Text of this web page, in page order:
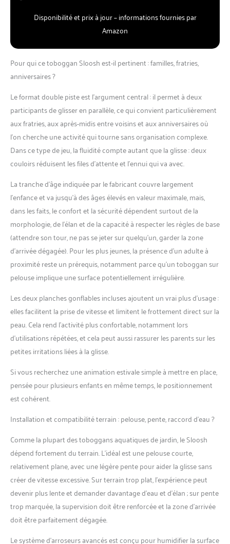
Disponibilité et prix à jour – informations fournies par
Amazon
Pour qui ce toboggan Sloosh est-il pertinent : familles, fratries,
anniversaires ?
Le format double piste est l’argument central : il permet à deux
participants de glisser en parallèle, ce qui convient particulièrement
aux fratries, aux après-midis entre voisins et aux anniversaires où
l’on cherche une activité qui tourne sans organisation complexe.
Dans ce type de jeu, la fluidité compte autant que la glisse : deux
couloirs réduisent les files d’attente et l’ennui qui va avec.
La tranche d’âge indiquée par le fabricant couvre largement
l’enfance et va jusqu’à des âges élevés en valeur maximale, mais,
dans les faits, le confort et la sécurité dépendent surtout de la
morphologie, de l’élan et de la capacité à respecter les règles de base
(attendre son tour, ne pas se jeter sur quelqu’un, garder la zone
d’arrivée dégagée). Pour les plus jeunes, la présence d’un adulte à
proximité reste un prérequis, notamment parce qu’un toboggan sur
pelouse implique une surface potentiellement irrégulière.
Les deux planches gonflables incluses ajoutent un vrai plus d’usage :
elles facilitent la prise de vitesse et limitent le frottement direct sur la
peau. Cela rend l’activité plus confortable, notamment lors
d’utilisations répétées, et cela peut aussi rassurer les parents sur les
petites irritations liées à la glisse.
Si vous recherchez une animation estivale simple à mettre en place,
pensée pour plusieurs enfants en même temps, le positionnement
est cohérent.
Installation et compatibilité terrain : pelouse, pente, raccord d’eau ?
Comme la plupart des toboggans aquatiques de jardin, le Sloosh
dépend fortement du terrain. L’idéal est une pelouse courte,
relativement plane, avec une légère pente pour aider la glisse sans
créer de vitesse excessive. Sur terrain trop plat, l’expérience peut
devenir plus lente et demander davantage d’eau et d’élan ; sur pente
trop marquée, la supervision doit être renforcée et la zone d’arrivée
doit être parfaitement dégagée.
Le système d’arroseurs avancés est conçu pour humidifier la surface